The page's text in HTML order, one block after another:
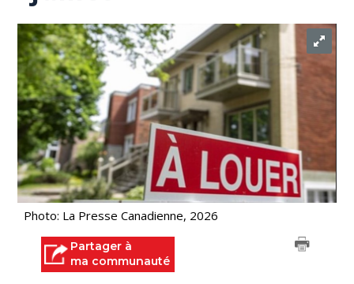
Photo: La Presse Canadienne, 2026
Partager à
ma communauté